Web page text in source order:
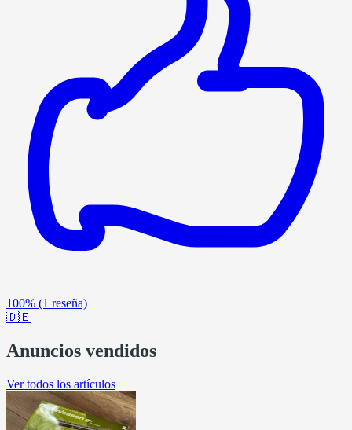
100% (1 reseña)
🇩🇪
Anuncios vendidos
Ver todos los artículos